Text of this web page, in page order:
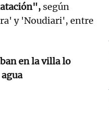
según
y 'Noudiari', entre
en la villa lo